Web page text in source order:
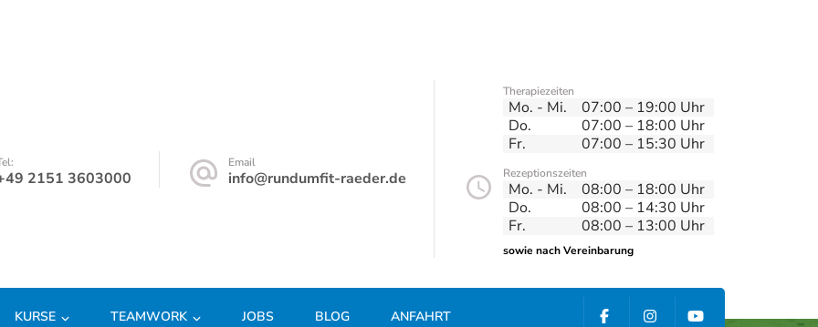
2151 3603000
Email
info@rundumfit-raeder.de
Therapiezeiten
Mo. - Mi.
07:00 – 19:00 Uhr
Do.
07:00 – 18:00 Uhr
Fr.
07:00 – 15:30 Uhr
Rezeptionszeiten
Mo. - Mi.
08:00 – 18:00 Uhr
Do.
08:00 – 14:30 Uhr
Fr.
08:00 – 13:00 Uhr
KURSE TEAMWORK JOBS BLOG ANFAHRT